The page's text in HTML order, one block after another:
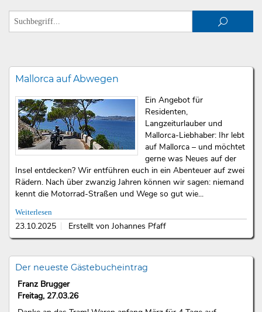
Mallorca auf Abwegen
Ein Angebot für
Residenten,
Langzeiturlauber und
Mallorca-Liebhaber: Ihr lebt
auf Mallorca – und möchtet
gerne was Neues auf der
Insel entdecken? Wir entführen euch in ein Abenteuer auf zwei
Rädern. Nach über zwanzig Jahren können wir sagen: niemand
kennt die Motorrad-Straßen und Wege so gut wie...
Weiterlesen
23.10.2025 Erstellt von Johannes Pfaff
Der neueste Gästebucheintrag
Franz Brugger
Freitag, 27.03.26